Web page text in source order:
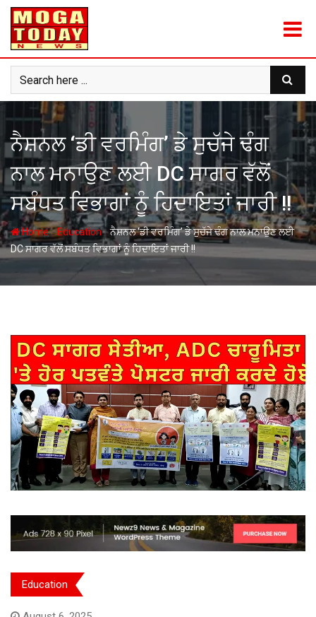
Skip
content
ਨੈਸ਼ਨਲ ‘ਡੀ ਵਰਮਿੰਗ’ ਡੇ ਸੁਚੱਜੇ ਢੰਗ
ਨਾਲ ਮਨਾਉਣ ਲਈ DC ਸਾਗਰ ਵੱਲੋਂ
ਸਬੰਧਤ ਵਿਭਾਗਾਂ ਨੂੰ ਹਿਦਾਇਤਾਂ ਜਾਰੀ !!
Home-Education-ਨੈਸ਼ਨਲ ‘ਡੀ ਵਰਮਿੰਗ’ ਡੇ ਸੁਚੱਜੇ ਢੰਗ ਨਾਲ ਮਨਾਉਣ ਲਈ
DC ਸਾਗਰ ਵੱਲੋਂ ਸਬੰਧਤ ਵਿਭਾਗਾਂ ਨੂੰ ਹਿਦਾਇਤਾਂ ਜਾਰੀ !!
Education